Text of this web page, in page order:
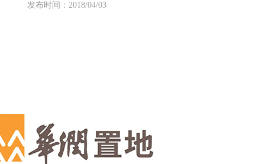
发布时间：2018/04/03